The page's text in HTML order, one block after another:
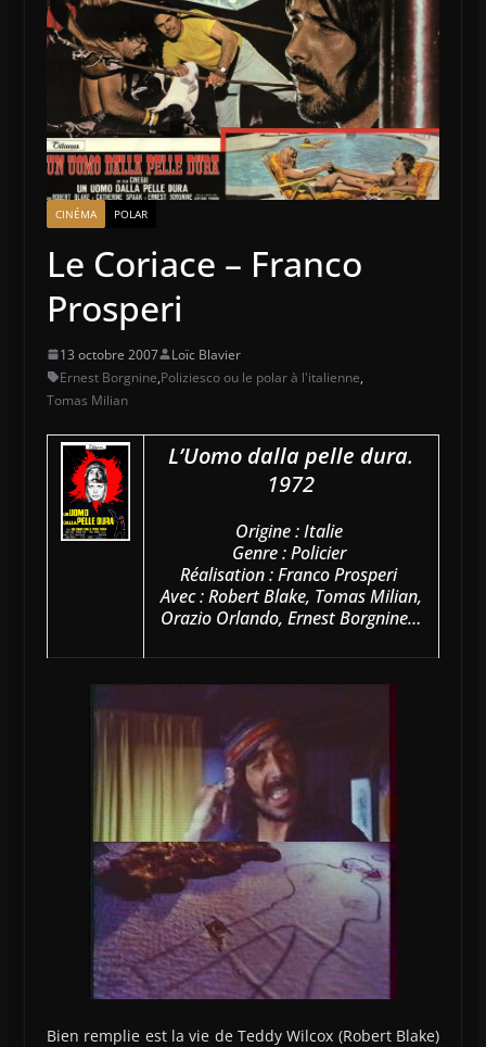
CINÉMA POLAR
Le Coriace – Franco
Prosperi
13 octobre 2007
Loïc Blavier
Ernest Borgnine,Poliziesco ou le polar à l'italienne,
Tomas Milian
L’Uomo dalla pelle dura.
1972
Origine : Italie
Genre : Policier
Réalisation : Franco Prosperi
Avec : Robert Blake, Tomas Milian,
Orazio Orlando, Ernest Borgnine…
Bien remplie est la vie de Teddy Wilcox (Robert Blake)